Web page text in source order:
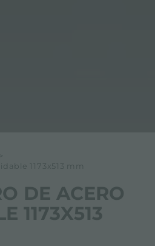
>
1173x513 mm
DE ACERO
1173X513